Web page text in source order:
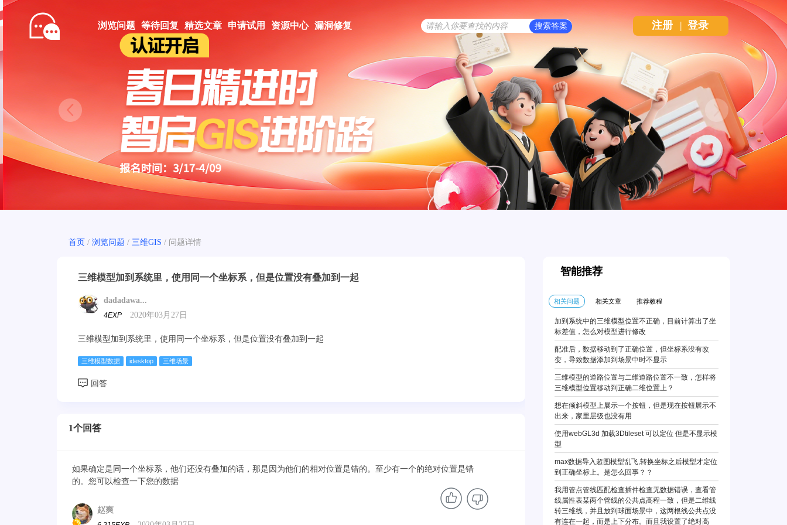
Next
Prev
浏览问题 等待回复 精选文章 申请试用 资源中心 漏洞修复 注册 | 登录
首页 / 浏览问题 / 三维GIS / 问题详情
三维模型加到系统里，使用同一个坐标系，但是位置没有叠加到一起
dadadawa...
4EXP 2020年03月27日
三维模型加到系统里，使用同一个坐标系，但是位置没有叠加到一起
三维模型数据 idesktop 三维场景
1个回答
如果确定是同一个坐标系，他们还没有叠加的话，那是因为他们的相对位置是错的。至少有一个的绝对位置是错
的。您可以检查一下您的数据
赵爽
智能推荐
相关问题 相关文章 推荐教程
加到系统中的三维模型位置不正确，目前计算出了坐
标差值，怎么对模型进行修改
配准后，数据移动到了正确位置，但坐标系没有改
变，导致数据添加到场景中时不显示
三维模型的道路位置与二维道路位置不一致，怎样将
三维模型位置移动到正确二维位置上？
想在倾斜模型上展示一个按钮，但是现在按钮展示不
出来，家里层级也没有用
使用webGL3d 加载3Dtileset 可以定位 但是不显示模
型
max数据导入超图模型乱飞,转换坐标之后模型才定位
到正确坐标上。是怎么回事？？
我用管点管线匹配检查插件检查无数据错误，查看管
线属性表某两个管线的公共点高程一致，但是二维线
转三维线，并且放到球面场景中，这两根线公共点没
有连在一起，而是上下分布。而且我设置了绝对高